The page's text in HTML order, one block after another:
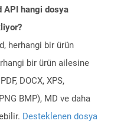
API hangi dosya
herhangi bir ürün
bir ürün ailesine
DOCX, XPS,
BMP), MD ve daha
Desteklenen dosya